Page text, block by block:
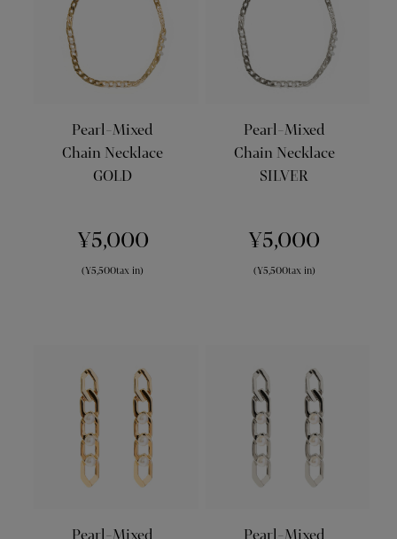
Pearl-Mixed
Chain Necklace
GOLD
¥5,000
(¥5,500tax in)
Pearl-Mixed
Chain Necklace
SILVER
¥5,000
(¥5,500tax in)